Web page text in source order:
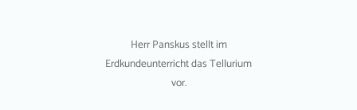
Herr Panskus stellt im
Erdkundeunterricht das Tellurium
vor.